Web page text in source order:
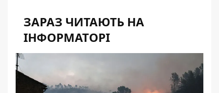
ЗАРАЗ ЧИТАЮТЬ НА
ІНФОРМАТОРІ